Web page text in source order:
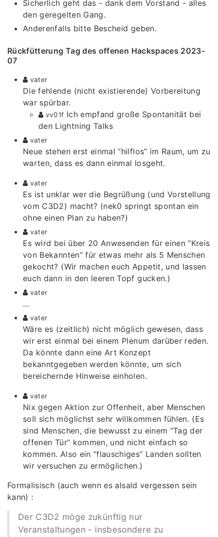
Sicherlich geht das - dank dem Vorstand - alles
den geregelten Gang.
Anderenfalls bitte Bescheid geben.
Rückfütterung Tag des offenen Hackspaces 2023-
07
vater
Die fehlende (nicht existierende) Vorbereitung
war spürbar.
vv01f Ich empfand große Spontanität bei
den Lightning Talks
vater
Neue stehen erst einmal “hilflos” im Raum, um zu
warten, dass es dann einmal losgeht.
vater
Es ist unklar wer die Begrüßung (und Vorstellung
vom C3D2) macht? (nek0 springt spontan ein
ohne einen Plan zu haben?)
vater
Es wird bei über 20 Anwesenden für einen “Kreis
von Bekannten” für etwas mehr als 5 Menschen
gekocht? (Wir machen euch Appetit, und lassen
euch dann in den leeren Topf gucken.)
vater
…
vater
Wäre es (zeitlich) nicht möglich gewesen, dass
wir erst einmal bei einem Plenum darüber reden.
Da könnte dann eine Art Konzept
bekanntgegeben werden könnte, um sich
bereichernde Hinweise einholen.
vater
Nix gegen Aktion zur Offenheit, aber Menschen
soll sich möglichst sehr willkommen fühlen. (Es
sind Menschen, die bewusst zu einem “Tag der
offenen Tür” kommen, und nicht einfach so
kommen. Also ein “flauschiges” Landen sollten
wir versuchen zu ermöglichen.)
Formalisisch (auch wenn es alsald vergessen sein
kann) :
Der C3D2 möge zukünftig nur
Veranstaltungen - insbesondere zu